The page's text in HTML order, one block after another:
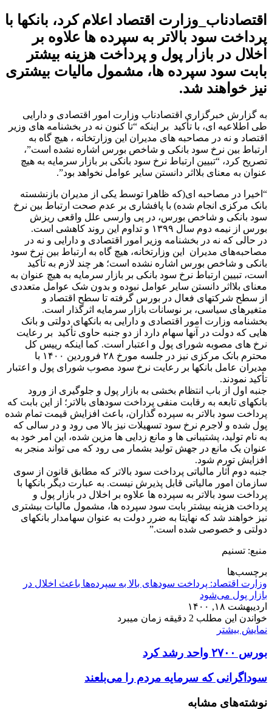
اقتصادناب_وزارت اقتصاد اعلام کرد، بانکها با
پرداخت سود بالاتر به سپرده ها علاوه بر
اخلال در بازار پول و پرداخت هزینه بیشتر
بابت سود سپرده ها، مشمول مالیات بیشتری
نیز خواهند شد.
به گزارش خبرگزاری اقتصادناب وزارت امور اقتصادی و دارایی
طی اطلاعیه ای، با تأکید بر اینکه “تا کنون نه در بخشنامه های وزیر
اقتصاد و نه در مصاحبه های مدیران این وزارتخانه ، هیچ گاه به
ارتباط بین نرخ سود بانکی و شاخص بورس اشاره نشده است”،
تصریح کرد، “تبیین ارتباط نرخ سود بانکی بر بازار سرمایه به هیچ
عنوان به معنای بلااثر دانستن سایر عوامل نخواهد بود”.
“اخیرا در مصاحبه ‌ای(که ظاهرا توسط یکی از مدیران بازنشسته
بانک مرکزی انجام شده) با پافشاری بر عدم صحت ارتباط بین نرخ
سود بانکی و شاخص بورس، در پی وارسی علل واقعی ریزش
بورس از نیمه دوم سال ۱۳۹۹ و تداوم این روند کاهشی است.
در حالی که نه در بخشنامه وزیر امور اقتصادی و دارایی و نه در
مصاحبه‌های مدیران این وزارتخانه، هیچ گاه به ارتباط بین نرخ سود
بانکی و شاخص بورس اشاره نشده است؛ هر چند لازم به تأکید
است، تبیین ارتباط نرخ سود بانکی بر بازار سرمایه به هیچ عنوان به
معنای بلااثر دانستن سایر عوامل نبوده و بدون شک عوامل متعددی
از سطح شرکتهای فعال در بورس گرفته تا سطح اقتصاد و
متغیرهای سیاسی، بر نوسانات بازار سرمایه اثرگذار است.
بخشنامه وزارت امور اقتصادی و دارایی به بانکهای دولتی و بانک
هایی که دولت در آنها سهام دارد از دو جنبه حاوی تأکید بر رعایت
نرخ های مصوبه شورای پول و اعتبار است. کما اینکه رییس کل
محترم بانک مرکزی نیز در جلسه مورخ ۲۸ فروردین ۱۴۰۰ با
مدیران عامل بانکها بر رعایت نرخ سود مصوب شورای پول و اعتبار
تأکید نمودند.
جنبه اول از باب انتظام بخشی به بازار پول و جلوگیری از ورود
بانکهای تابعه به رقابت منفی پرداخت سودهای بالاتر؛ از این بابت که
پرداخت سود بالاتر به سپرده گذاران، باعث افزایش قیمت تمام شده
پول شده و لاجرم نرخ سود تسهیلات نیز بالا می رود و در سالی که
به نام تولید، پشتیبانی ها و مانع زدایی ها مزین شده، این امر خود به
عنوان یک مانع در جهش تولید بشمار می رود که می تواند منجر به
افزایش تورم شود.
جنبه دوم آثار مالیاتی پرداخت سود بالاتر که مطابق قانون از سوی
سازمان امور مالیاتی قابل پذیرش نیست. به عبارت دیگر بانکها با
پرداخت سود بالاتر به سپرده ها علاوه بر اخلال در بازار پول و
پرداخت هزینه بیشتر بابت سود سپرده ها، مشمول مالیات بیشتری
نیز خواهند شد که نهایتا به ضرر دولت به عنوان سهامدار بانکهای
دولتی و خصوصی شده است.”
منبع: تسنیم
برچسب‌ها
وزارت اقتصاد: پرداخت سودهای بالا به سپرده‌ها باعث اخلال در
بازار پول می‌شود
اردیبهشت ۱۸, ۱۴۰۰
خواندن این مطلب 2 دقیقه زمان میبرد
نمایش بیشتر
بورس ۲۷۰۰ واحد رشد کرد
سوداگرانی که سرمایه مردم را می‌بلعند
نوشته‌های مشابه